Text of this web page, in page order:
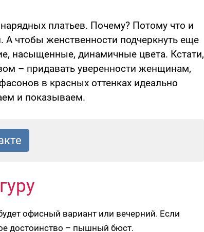
платьев. Почему? Потому что и
чтобы женственности подчеркнуть еще
насыщенные, динамичные цвета. Кстати,
– придавать уверенности женщинам,
в красных оттенках идеально
и показываем.
офисный вариант или вечерний. Если
достоинство – пышный бюст.